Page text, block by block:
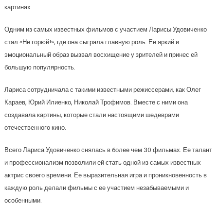
картинах.
Одним из самых известных фильмов с участием Ларисы Удовиченко
стал «Не горюй!», где она сыграла главную роль. Ее яркий и
эмоциональный образ вызвал восхищение у зрителей и принес ей
большую популярность.
Лариса сотрудничала с такими известными режиссерами, как Олег
Караев, Юрий Илиенко, Николай Трофимов. Вместе с ними она
создавала картины, которые стали настоящими шедеврами
отечественного кино.
Всего Лариса Удовиченко снялась в более чем 30 фильмах. Ее талант
и профессионализм позволили ей стать одной из самых известных
актрис своего времени. Ее выразительная игра и проникновенность в
каждую роль делали фильмы с ее участием незабываемыми и
особенными.